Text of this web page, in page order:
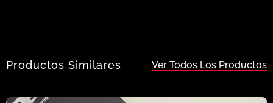
Productos Similares Ver Todos Los Productos